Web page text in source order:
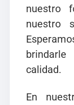
nuestro
nuestro
brindarle
calidad.
En